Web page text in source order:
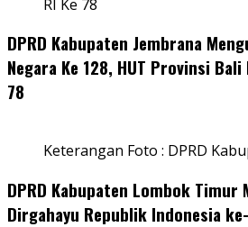
RI Ke 78
DPRD Kabupaten Jembrana
Negara Ke 128, HUT Provinsi Bali
78
Keterangan Foto : DPRD
DPRD Kabupaten Lombok Timur
Dirgahayu Republik Indonesia